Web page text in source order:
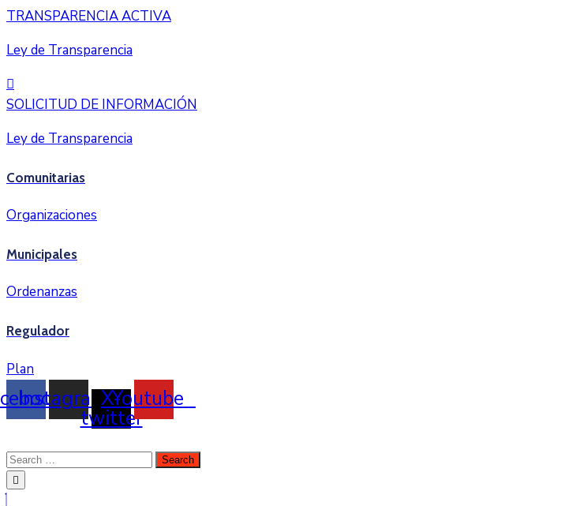
TRANSPARENCIA ACTIVA
Ley de Transparencia
SOLICITUD DE INFORMACIÓN
Ley de Transparencia
Comunitarias
Organizaciones
Municipales
Ordenanzas
Regulador
Plan
InstagramX-
twitter
Youtube